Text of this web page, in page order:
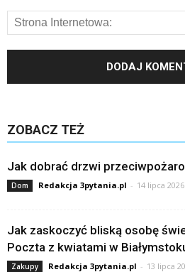
ZOBACZ TEŻ
Jak dobrać drzwi
Dom Redakcja 3pytania.pl - 14 lipca 2026
Jak zaskoczyć bliską osobę
Poczta z kwiatami w
Zakupy Redakcja 3pytania.pl - 13 lipca